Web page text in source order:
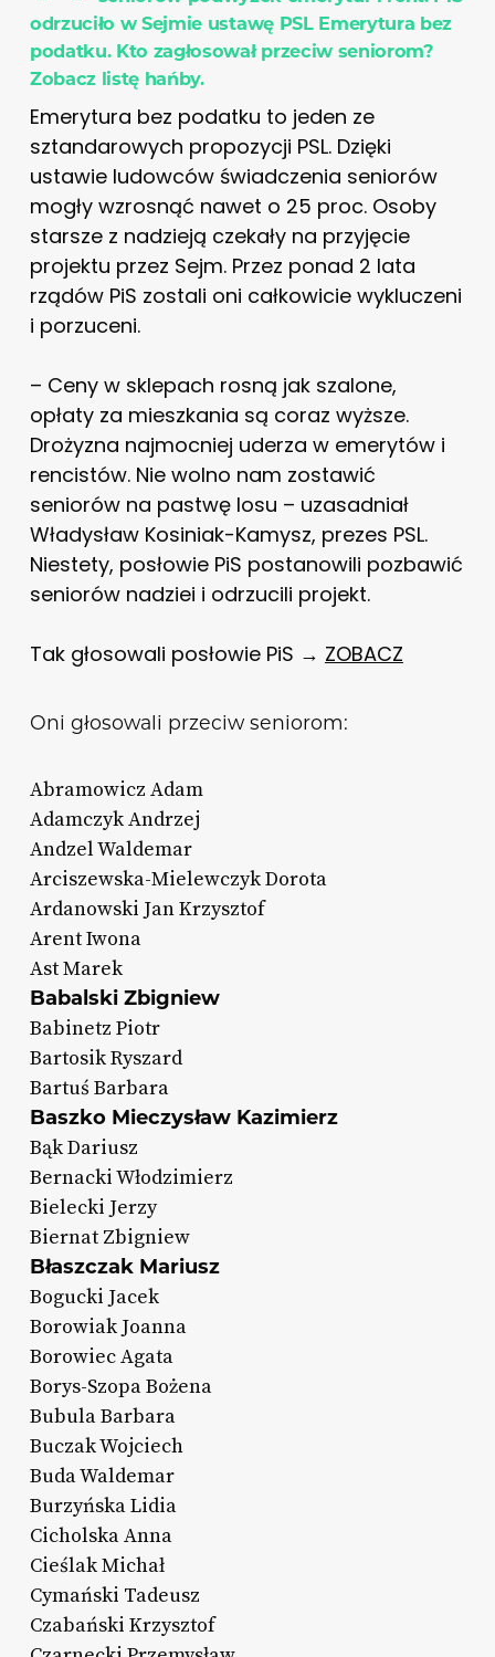
odrzuciło w Sejmie ustawę PSL Emerytura bez
podatku. Kto zagłosował przeciw seniorom?
Zobacz listę hańby.
Emerytura bez podatku to jeden ze
sztandarowych propozycji PSL. Dzięki
ustawie ludowców świadczenia seniorów
mogły wzrosnąć nawet o 25 proc. Osoby
starsze z nadzieją czekały na przyjęcie
projektu przez Sejm. Przez ponad 2 lata
rządów PiS zostali oni całkowicie wykluczeni
i porzuceni.
– Ceny w sklepach rosną jak szalone,
opłaty za mieszkania są coraz wyższe.
Drożyzna najmocniej uderza w emerytów i
rencistów. Nie wolno nam zostawić
seniorów na pastwę losu – uzasadniał
Władysław Kosiniak-Kamysz, prezes PSL.
Niestety, posłowie PiS postanowili pozbawić
seniorów nadziei i odrzucili projekt.
Tak głosowali posłowie PiS → ZOBACZ
Oni głosowali przeciw seniorom:
Abramowicz Adam
Adamczyk Andrzej
Andzel Waldemar
Arciszewska-Mielewczyk Dorota
Ardanowski Jan Krzysztof
Arent Iwona
Ast Marek
Babalski Zbigniew
Babinetz Piotr
Bartosik Ryszard
Bartuś Barbara
Baszko Mieczysław Kazimierz
Bąk Dariusz
Bernacki Włodzimierz
Bielecki Jerzy
Biernat Zbigniew
Błaszczak Mariusz
Bogucki Jacek
Borowiak Joanna
Borowiec Agata
Borys-Szopa Bożena
Bubula Barbara
Buczak Wojciech
Buda Waldemar
Burzyńska Lidia
Cicholska Anna
Cieślak Michał
Cymański Tadeusz
Czabański Krzysztof